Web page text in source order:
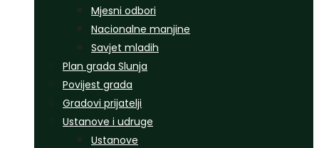
Mjesni odbori
Nacionalne manjine
Savjet mladih
Plan grada Slunja
Povijest grada
Gradovi prijatelji
Ustanove i udruge
Ustanove